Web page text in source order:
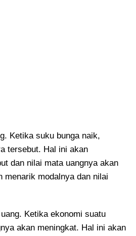
Ketika suku bunga naik,
tersebut. Hal ini akan
dan nilai mata uangnya akan
menarik modalnya dan nilai
Ketika ekonomi suatu
akan meningkat. Hal ini akan